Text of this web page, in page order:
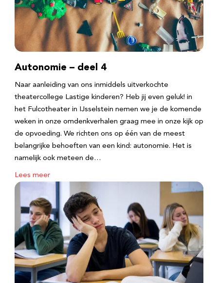
Autonomie – deel 4
Naar aanleiding van ons inmiddels uitverkochte
theatercollege Lastige kinderen? Heb jij even geluk! in
het Fulcotheater in IJsselstein nemen we je de komende
weken in onze omdenkverhalen graag mee in onze kijk op
de opvoeding. We richten ons op één van de meest
belangrijke behoeften van een kind: autonomie. Het is
namelijk ook meteen de…
Lees meer